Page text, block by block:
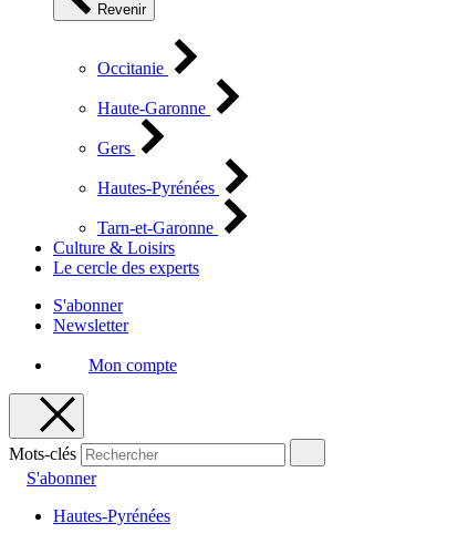
Revenir
Occitanie
Haute-Garonne
Gers
Hautes-Pyrénées
Tarn-et-Garonne
Culture & Loisirs
Le cercle des experts
S'abonner
Newsletter
Mon compte
Mots-clés
S'abonner
Hautes-Pyrénées